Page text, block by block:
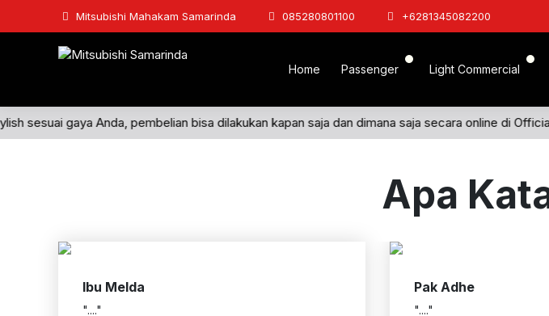
Mitsubishi Mahakam Samarinda 085280801100 +6281345082200
Home Passenger Light Commercial
sesuai gaya Anda, pembelian bisa dilakukan kapan saja dan dimana saja secara online di
Apa
Ibu Melda
"...."
Pak Adhe
"...."